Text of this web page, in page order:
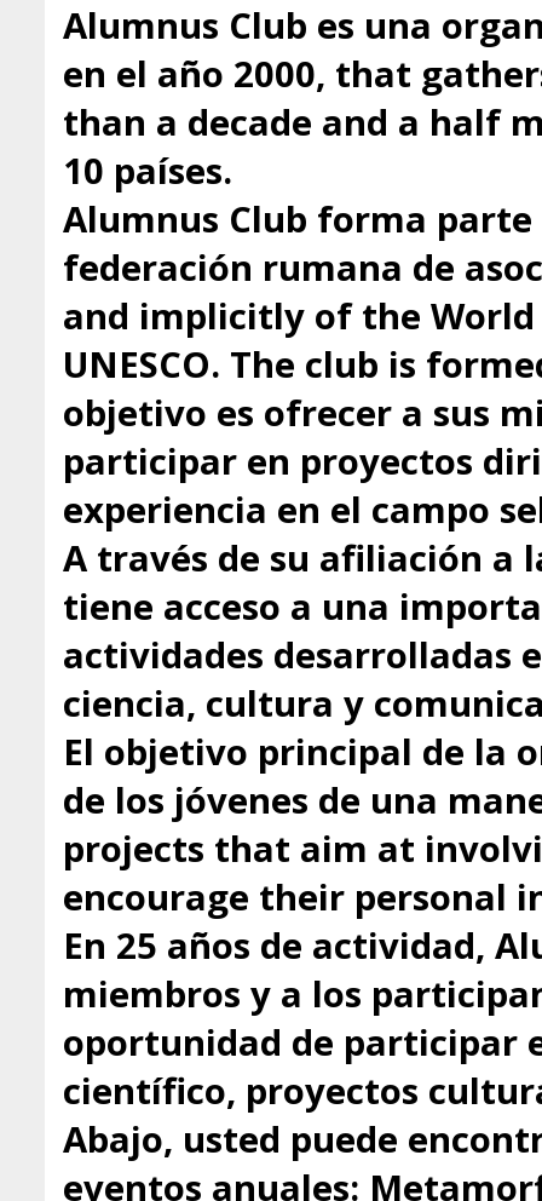
Alumnus Club es una
en el año 2000, that
than a decade and a half
10 países.
Alumnus Club forma parte
federación rumana de
and implicitly of the
UNESCO. The club is
objetivo es ofrecer a sus
participar en proyectos
experiencia en el campo
A través de su afiliación a
tiene acceso a una
actividades desarrolladas
ciencia, cultura y
El objetivo principal de la
de los jóvenes de una
projects that aim at
encourage their personal
En 25 años de actividad,
miembros y a los
oportunidad de participar
científico, proyectos
Abajo, usted puede
eventos anuales: